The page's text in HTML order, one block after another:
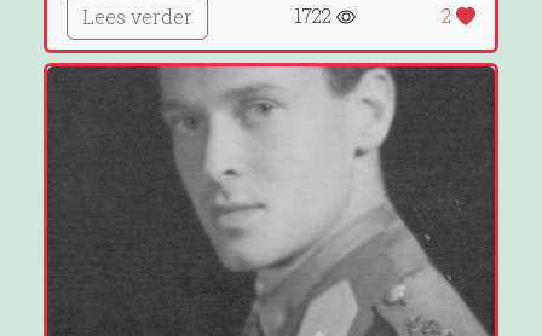
Lees verder 1722 2